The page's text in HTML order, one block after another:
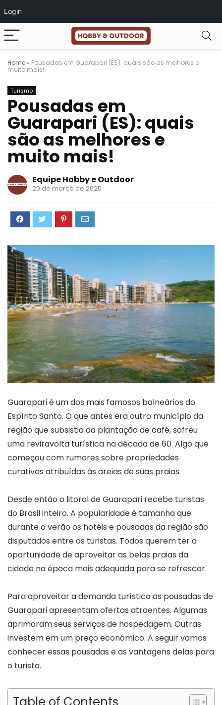
Login
Home » Pousadas em Guarapari (ES): quais são as melhores e
muito mais!
Turismo
Pousadas em
Guarapari (ES): quais
são as melhores e
muito mais!
Equipe Hobby e Outdoor
20 de março de 2025
Guarapari é um dos mais famosos balneários do
Espírito Santo. O que antes era outro município da
região que subsistia da plantação de café, sofreu
uma reviravolta turística na década de 60. Algo que
começou com rumores sobre propriedades
curativas atribuídas às areias de suas praias.
Desde então o litoral de Guarapari recebe turistas
do Brasil inteiro. A popularidade é tamanha que
durante o verão os hotéis e pousadas da região são
disputados entre os turistas. Todos querem ter a
oportunidade de aproveitar as belas praias da
cidade na época mais adequada para se refrescar.
Para aproveitar a demanda turística as pousadas de
Guarapari apresentam ofertas atraentes. Algumas
aprimoram seus serviços de hospedagem. Outras
investem em um preço econômico. A seguir vamos
conhecer essas pousadas e as vantagens delas para
o turista.
Table of Contents